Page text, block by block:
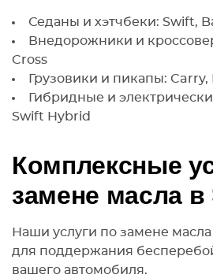
Седаны и хэтчбеки: Swift,
Внедорожники и
Cross
Грузовики и пикапы: Carry,
Гибридные и
Swift Hybrid
Комплексные
замене масла в
Наши услуги по замене
для поддержания
вашего автомобиля.